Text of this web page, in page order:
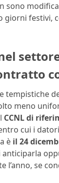
sono
giorni festivi,
tempistiche
meno
CCNL di
cui i
è il 24
anticiparla
l’anno, se